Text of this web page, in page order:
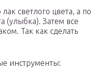
светлого цвета, а по
(улыбка). Затем все
Так как сделать
инструменты: